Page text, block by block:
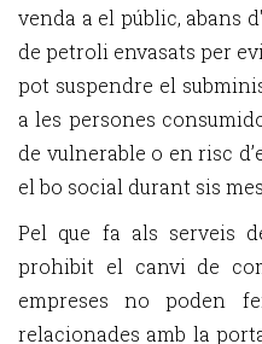
venda a el públic, abans
de petroli envasats per
pot suspendre el
a les persones
de vulnerable o en risc
el bo social durant sis
Pel que fa als serveis
prohibit el canvi de
empreses no poden
relacionades amb la